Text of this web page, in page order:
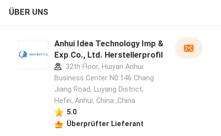
ÜBER UNS
Anhui Idea Technology Imp &
Exp Co., Ltd. Herstellerprofil
32th Floor, Huiyan Anhui
Business Center N0.146 Chang
Jiang Road, Luyang District,
Hefei, Anhui, China ,China
5.0
Überprüfter Lieferant